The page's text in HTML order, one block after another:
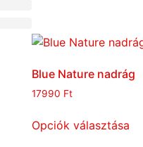
Blue Nature nadrág
17990 Ft
Opciók választása